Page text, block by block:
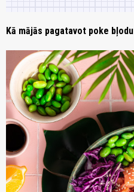
Kā mājās pagatavot poke bļodu